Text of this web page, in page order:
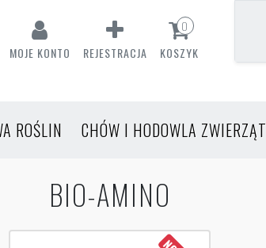
MOJE KONTO REJESTRACJA KOSZYK
0
ROŚLIN CHÓW I HODOWLA ZWIERZĄT
BIO-AMINO